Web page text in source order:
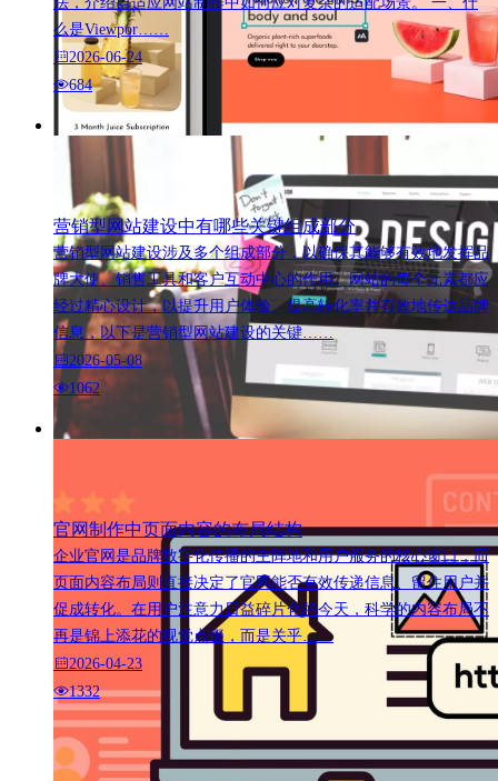
么是Viewpor……
2026-06-24
684
营销型网站建设中有哪些关键组成部分
营销型网站建设涉及多个组成部分，以确保其能够有效地发挥品
牌大使、销售工具和客户互动中心的作用。网站的每个元素都应
经过精心设计，以提升用户体验、提高转化率并有效地传达品牌
信息，以下是营销型网站建设的关键……
2026-05-08
1062
官网制作中页面内容的布局结构
企业官网是品牌数字化传播的主阵地和用户服务的核心窗口，而
页面内容布局则直接决定了官网能否有效传递信息、留住用户并
促成转化。在用户注意力日益碎片化的今天，科学的内容布局不
再是锦上添花的视觉点缀，而是关乎……
2026-04-23
1332